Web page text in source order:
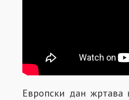
Европски дан